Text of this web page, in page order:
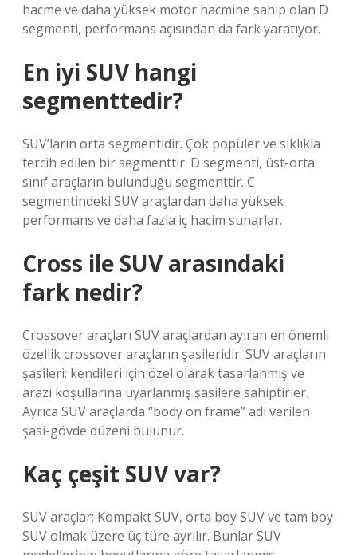
hacme ve daha yüksek motor hacmine sahip olan D
segmenti, performans açısından da fark yaratıyor.
En iyi SUV hangi
segmenttedir?
SUV’ların orta segmentidir. Çok popüler ve sıklıkla
tercih edilen bir segmenttir. D segmenti, üst-orta
sınıf araçların bulunduğu segmenttir. C
segmentindeki SUV araçlardan daha yüksek
performans ve daha fazla iç hacim sunarlar.
Cross ile SUV arasındaki
fark nedir?
Crossover araçları SUV araçlardan ayıran en önemli
özellik crossover araçların şasileridir. SUV araçların
şasileri; kendileri için özel olarak tasarlanmış ve
arazi koşullarına uyarlanmış şasilere sahiptirler.
Ayrıca SUV araçlarda “body on frame” adı verilen
şasi-gövde düzeni bulunur.
Kaç çeşit SUV var?
SUV araçlar; Kompakt SUV, orta boy SUV ve tam boy
SUV olmak üzere üç türe ayrılır. Bunlar SUV